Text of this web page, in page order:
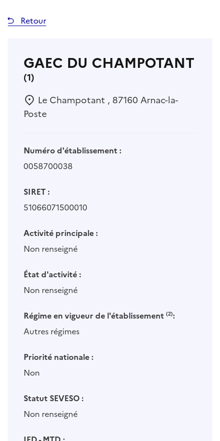
Retour
GAEC DU CHAMPOTANT
(1)
Le Champotant , 87160 Arnac-la-
Poste
Numéro d'établissement :
0058700038
SIRET :
51066071500010
Activité principale :
Non renseigné
État d'activité :
Non renseigné
Régime en vigueur de l'établissement (2):
Autres régimes
Priorité nationale :
Non
Statut SEVESO :
Non renseigné